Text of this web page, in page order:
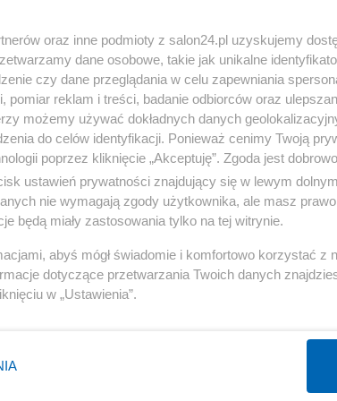
Gospodarka
Biznes
Pieniądze
Centralny Port Komunikacyjny
Inwestycje
Podatki
oraz inne podmioty z salon24.pl uzyskujemy
dane osobowe, takie jak unikalne
czy dane przeglądania w celu zapewniania
reklam i treści, badanie odbiorców oraz
możemy używać dokładnych danych
do celów identyfikacji. Ponieważ cenimy Twoją
poprzez kliknięcie „Akceptuję”. Zgoda jest
ustawień prywatności znajdujący się w lewym
nie wymagają zgody użytkownika, ale masz
będą miały zastosowania tylko na tej witrynie.
abyś mógł świadomie i komfortowo korzystać z
dotyczące przetwarzania Twoich danych
w „Ustawienia”.